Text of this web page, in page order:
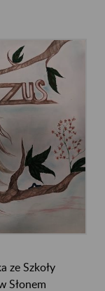
ze Szkoły
Słonem